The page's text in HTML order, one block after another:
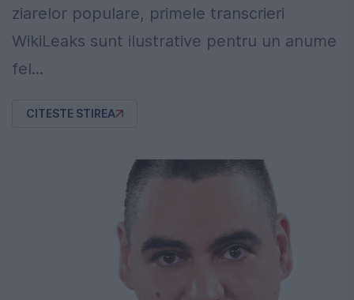
ziarelor populare, primele transcrieri
WikiLeaks sunt ilustrative pentru un anume
fel...
CITESTE STIREA